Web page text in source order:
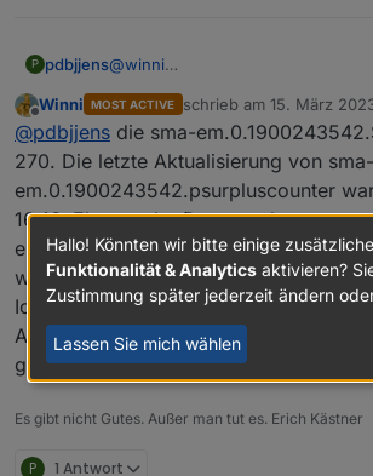
P pdbjjens@winni
aktualisiert, in Deinem Fall also
Zeitstempel müsste also alle 60s
Ist das bei Dir nicht der Fall,
aktualisiert?
Offline
Winni MOST ACTIVE schrieb am 15. März
zuletzt editiert von Winni
@pdbjjens die sma-
270. Die letzte Aktualisierung von sma-
em.0.1900243542.psurpluscounter
16:16. Ebenso der Datenpunkt sma-
em.0.1900243542.pregardcounter.
wird, wie bisher, sma-
Ich habe mal die Einstellungen der
Aktualisierungsintervalle wieder auf 1
geändert, es hat sich aber nichts
Es gibt nicht Gutes. Außer man tut es. Erich Kästner
P 1 Antwort
Hallo! Könnten wir bitte einige
Funktionalität & Analytics aktivieren?
Zustimmung später jederzeit ändern
Lassen Sie mich wählen